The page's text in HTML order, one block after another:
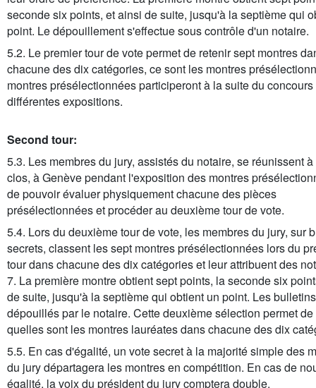
seconde six points, et ainsi de suite, jusqu'à la septième qui
point. Le dépouillement s'effectue sous contrôle d'un notaire.
5.2. Le premier tour de vote permet de retenir sept montres
chacune des dix catégories, ce sont les montres
montres présélectionnées participeront à la suite du
différentes expositions.
Second tour:
5.3. Les membres du jury, assistés du notaire, se réunissent
clos, à Genève pendant l'exposition des montres
de pouvoir évaluer physiquement chacune des pièces
présélectionnées et procéder au deuxième tour de vote.
5.4. Lors du deuxième tour de vote, les membres du jury, sur
secrets, classent les sept montres présélectionnées lors du
tour dans chacune des dix catégories et leur attribuent des
7. La première montre obtient sept points, la seconde six
de suite, jusqu'à la septième qui obtient un point. Les
dépouillés par le notaire. Cette deuxième sélection permet
quelles sont les montres lauréates dans chacune des dix
5.5. En cas d'égalité, un vote secret à la majorité simple des
du jury départagera les montres en compétition. En cas de
égalité, la voix du président du jury comptera double.